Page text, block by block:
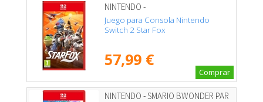
NINTENDO -
Juego para Consola Nintendo
Switch 2 Star Fox
57,99 €
Comprar
NINTENDO - SMARIO BWONDER PAR